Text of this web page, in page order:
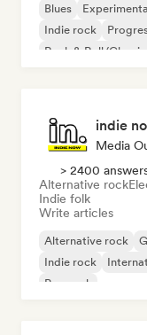
Blues
Indie rock
Rock & Roll/Classic
indie
Media
> 2400
Alternative rock
Indie folk
Write articles
Alternative rock
Indie rock
Pop rock